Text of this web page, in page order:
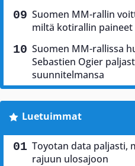
Suomen MM-rallin
miltä kotirallin
Suomen MM-rallissa
Sebastien Ogier
suunnitelmansa
Luetuimmat
Toyotan data paljasti,
rajuun ulosajoon